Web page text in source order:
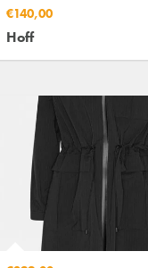
€140,00
Hoff